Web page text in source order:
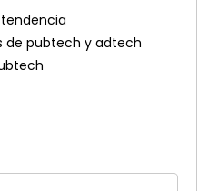
de pubtech y adtech